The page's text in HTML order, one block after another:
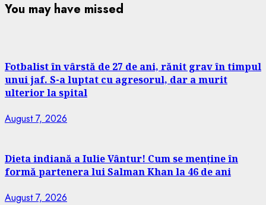
You may have missed
Fotbalist în vârstă de 27 de ani, rănit grav în timpul
unui jaf. S-a luptat cu agresorul, dar a murit
ulterior la spital
August 7, 2026
Dieta indiană a Iulie Vântur! Cum se menține în
formă partenera lui Salman Khan la 46 de ani
August 7, 2026